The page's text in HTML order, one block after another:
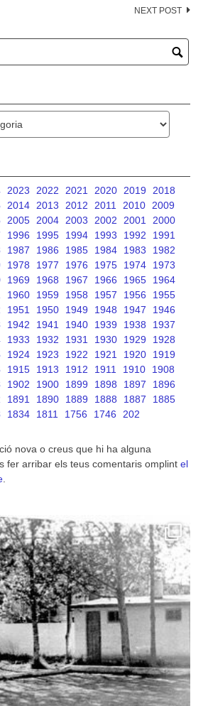
NEXT POST
2023 2022 2021 2020 2019
2018
2014 2013 2012 2011 2010 2009
2005 2004 2003 2002 2001
2000
1996 1995 1994 1993 1992
1991
1987 1986 1985 1984 1983
1982
1978 1977 1976 1975 1974
1973
1969 1968 1967 1966 1965
1964
1960 1959 1958 1957 1956
1955
1951 1950 1949 1948 1947
1946
1942 1941 1940 1939 1938
1937
1933 1932 1931 1930 1929
1928
1924 1923 1922 1921 1920
1919
1915 1913 1912 1911 1910
1908
1902 1900 1899 1898 1897
1896
1891 1890 1889 1888 1887
1885
1834 1811 1756 1746 202
nova o creus que hi ha alguna
fer arribar els teus comentaris omplint el
.